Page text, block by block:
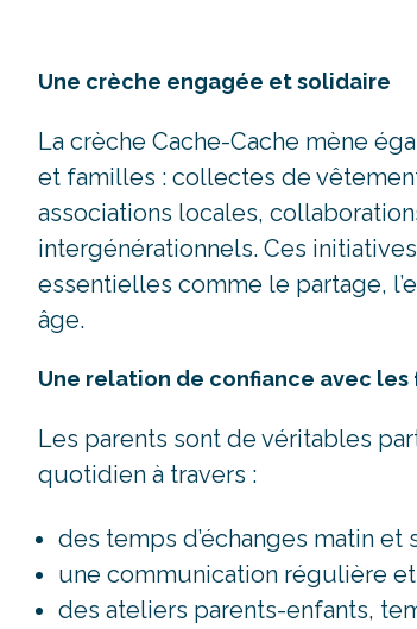
Une crèche engagée et solidaire
La crèche Cache-Cache mène
et familles : collectes de
associations locales,
intergénérationnels. Ces
essentielles comme le partage,
âge.
Une relation de confiance avec
Les parents sont de véritables
quotidien à travers :
des temps d’échanges matin et
une communication régulière
des ateliers parents-enfants,